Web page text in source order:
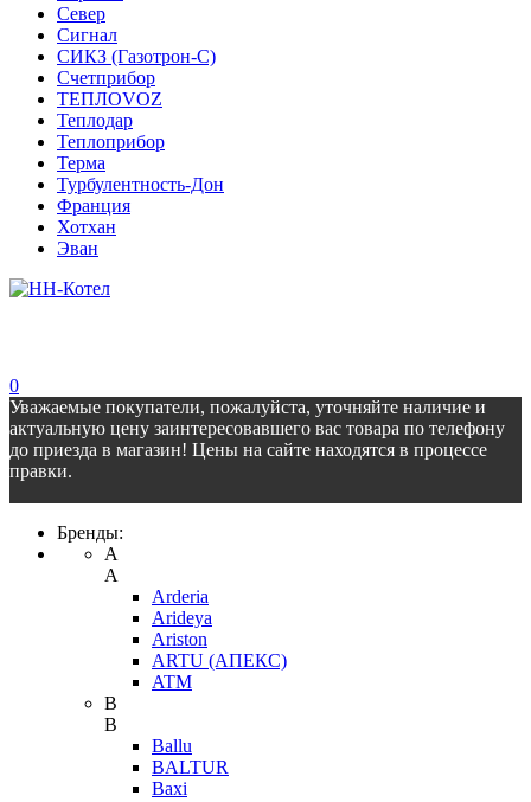
Север
Сигнал
СИКЗ (Газотрон-С)
Счетприбор
ТЕПЛОVOZ
Теплодар
Теплоприбор
Терма
Турбулентность-Дон
Франция
Хотхан
Эван
0
Уважаемые покупатели, пожалуйста, уточняйте наличие и
актуальную цену заинтересовавшего вас товара по телефону
до приезда в магазин! Цены на сайте находятся в процессе
правки.
Бренды:
A
A
Arderia
Arideya
Ariston
ARTU (АПЕКС)
ATM
B
B
Ballu
BALTUR
Baxi